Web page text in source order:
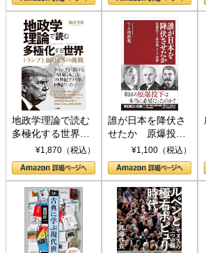
地政学理論で読む
多極化する世界：
トランプとBRICS
の挑戦
¥1,870（税込）
誰が日本を降伏さ
せたか 原爆投
下、ソ連参戦、そ
して聖断 (PHP新
書)
¥1,100（税込）